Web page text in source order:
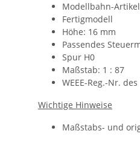
Modellbahn-Artikel
Fertigmodell
Höhe: 16 mm
Passendes
Spur H0
Maßstab: 1 : 87
WEEE-Reg.-Nr.
Wichtige Hinweise
Maßstabs- und